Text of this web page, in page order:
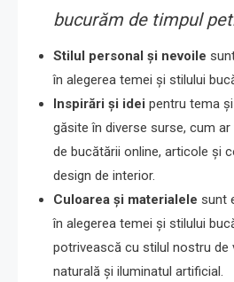
bucurăm de timpul
Stilul personal și nevoile
în alegerea temei și stilului
Inspirări și idei pentru tema
găsite în diverse surse, cum
de bucătării online, articole și
design de interior.
Culoarea și materialele sunt
în alegerea temei și stilului
potrivească cu stilul nostru de
naturală și iluminatul artificial.